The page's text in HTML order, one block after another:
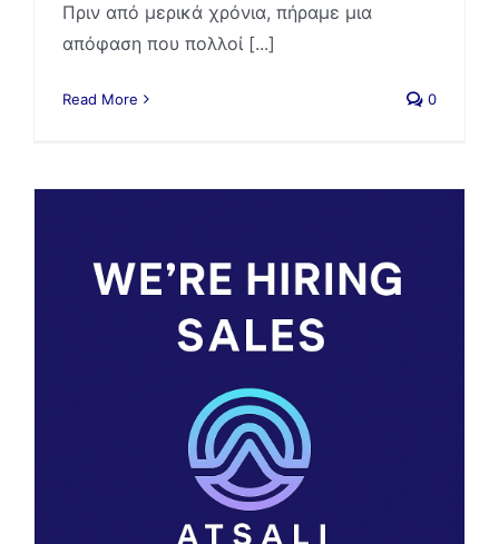
Πριν από μερικά χρόνια, πήραμε μια
απόφαση που πολλοί [...]
Read More 0